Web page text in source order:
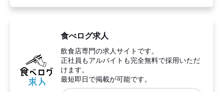
食べログ求人
飲食店専門の求人サイトです。
正社員もアルバイトも完全無料で採用いただ
けます。
最短即日で掲載が可能です。